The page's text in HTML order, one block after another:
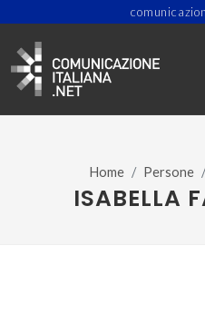
Home Persone
ISABELLA